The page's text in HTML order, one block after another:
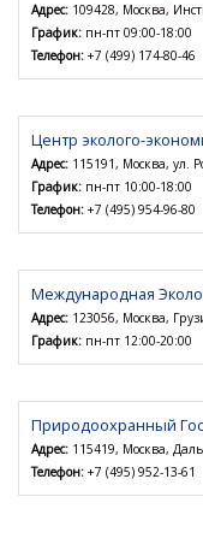
Адрес: 109428, Москва,
График: пн-пт 09:00-18:00
Телефон: +7 (499) 174-80-46
Центр эколого-
Адрес: 115191, Москва, ул.
График: пн-пт 10:00-18:00
Телефон: +7 (495) 954-96-80
Международная
Адрес: 123056, Москва,
График: пн-пт 12:00-20:00
Природоохранный
Адрес: 115419, Москва,
Телефон: +7 (495) 952-13-61